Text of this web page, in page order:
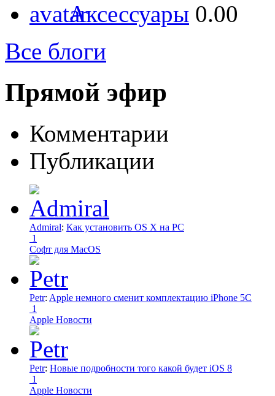
Аксессуары 0.00
Все блоги
Прямой эфир
Комментарии
Публикации
Admiral: Как установить OS X на PC
1
Софт для MacOS
Petr: Apple немного сменит комплектацию iPhone 5C
1
Apple Новости
Petr: Новые подробности того какой будет iOS 8
1
Apple Новости